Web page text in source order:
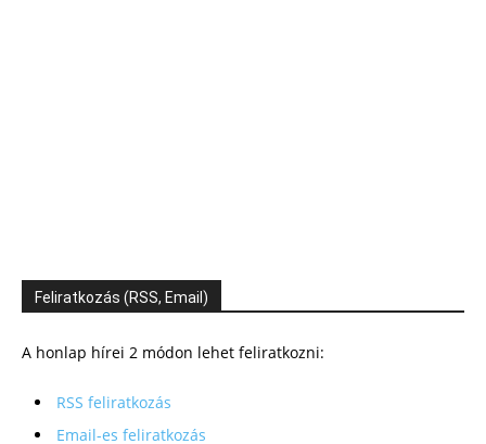
Feliratkozás (RSS, Email)
A honlap hírei 2 módon lehet feliratkozni:
RSS feliratkozás
Email-es feliratkozás